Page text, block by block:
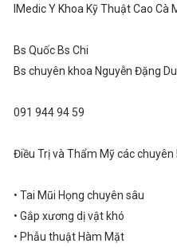
IMedic Y Khoa Kỹ Thuật Cao Cà
Bs Quốc Bs Chi
Bs chuyên khoa Nguyễn Đặng
091 944 94 59
Điều Trị và Thẩm Mỹ các chuyên
• Tai Mũi Họng chuyên sâu
• Gắp xương dị vật khó
• Phẫu thuật Hàm Mặt